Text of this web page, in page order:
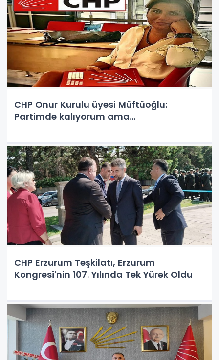
CHP Onur Kurulu üyesi Müftüoğlu:
Partimde kalıyorum ama…
CHP Erzurum Teşkilatı, Erzurum
Kongresi'nin 107. Yılında Tek Yürek Oldu